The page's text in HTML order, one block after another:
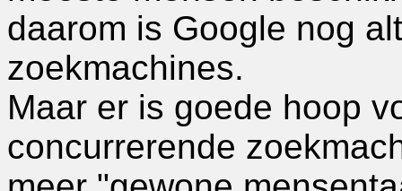
daarom is Google nog
zoekmachines.
Maar er is goede hoop
concurrerende